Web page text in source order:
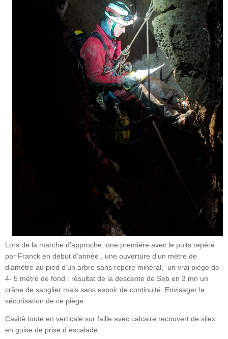
Lors de la marche d’approche, une première avec le puits repéré
par Franck en début d’année , une ouverture d’un mètre de
diamètre au pied d’un arbre sans repère minéral, un vrai piège de
4- 5 mètre de fond : résultat de la descente de Seb en 3 mn un
crâne de sanglier mais sans espoir de continuité. Envisager la
sécurisation de ce piège.
Cavité toute en verticale sur faille avec calcaire recouvert de silex
en guise de prise d escalade.